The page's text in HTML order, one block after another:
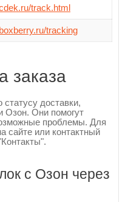
track.html
boxberry.ru/tracking
заказа
доставки,
Озон. Они помогут
проблемы. Для
сайте или контактный
с Озон через